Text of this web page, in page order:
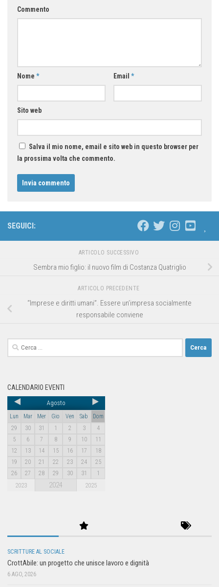
Commento
Nome * Email *
Sito web
Salva il mio nome, email e sito web in questo browser per
la prossima volta che commento.
SEGUICI:
ARTICOLO SUCCESSIVO
Sembra mio figlio: il nuovo film di Costanza Quatriglio
ARTICOLO PRECEDENTE
“Imprese e diritti umani”. Essere un’impresa socialmente
responsabile conviene
CALENDARIO EVENTI
Agosto
Lun Mar Mer Gio Ven Sab
Dom
29
30 31 1 2 3
4
5
6 7 8 9 10
11
12
13 14 15 16 17
18
19
20 21 22 23 24
25
26
27 28 29 30 31 1
2023 2024 2025
SCRITTURE AL SOCIALE
CrottAbile: un progetto che unisce lavoro e dignità
6 AGO, 2026